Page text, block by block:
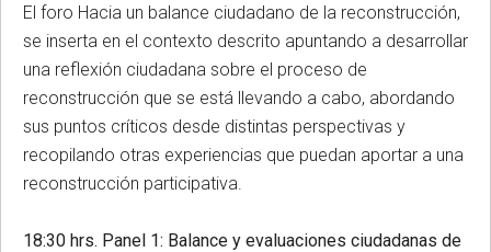
El foro Hacia un balance ciudadano de la reconstrucción,
se inserta en el contexto descrito apuntando a desarrollar
una reflexión ciudadana sobre el proceso de
reconstrucción que se está llevando a cabo, abordando
sus puntos críticos desde distintas perspectivas y
recopilando otras experiencias que puedan aportar a una
reconstrucción participativa.
18:30 hrs. Panel 1: Balance y evaluaciones ciudadanas de